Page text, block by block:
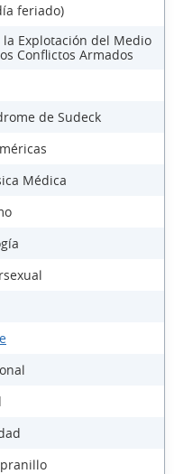
feriado)
Explotación del Medio
Conflictos Armados
de Sudeck
Médica